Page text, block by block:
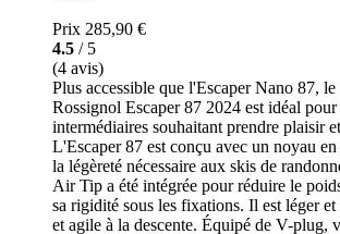
Prix 285,90 €
4.5 / 5
(4 avis)
Plus accessible que l'Escaper Nano 87,
Rossignol Escaper 87 2024 est idéal pour
intermédiaires souhaitant prendre plaisir
L'Escaper 87 est conçu avec un noyau
la légèreté nécessaire aux skis de
Air Tip a été intégrée pour réduire le
sa rigidité sous les fixations. Il est léger et
et agile à la descente. Équipé de V-plug,